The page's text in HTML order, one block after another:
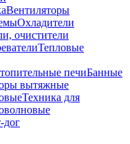
Вентиляторы
Охладители
очистители
Тепловые
печиБанные
вытяжные
Техника для
дог